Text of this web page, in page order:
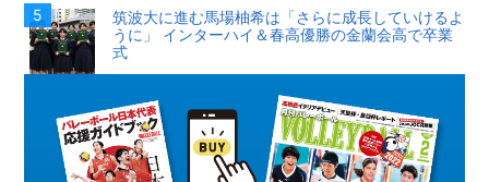
筑波大に進む馬場柚希は「さらに成長していけるよ
うに」 インターハイ＆春高優勝の金蘭会高で卒業
式